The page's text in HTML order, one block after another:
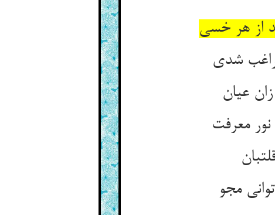
از هر خسی
شدی
عیان
معرفت
مجو